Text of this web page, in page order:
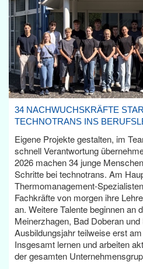
34 NACHWUCHSKRÄFTE
TECHNOTRANS INS
Eigene Projekte gestalten, im
schnell Verantwortung
2026 machen 34 junge
Schritte bei technotrans. Am
Thermomanagement-
Fachkräfte von morgen ihre
an. Weitere Talente beginnen an
Meinerzhagen, Bad Doberan
Ausbildungsjahr teilweise erst
Insgesamt lernen und arbeiten
der gesamten